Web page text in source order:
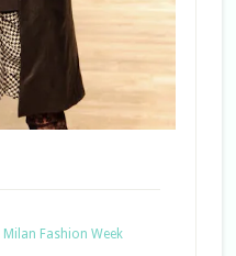
Milan Fashion Week